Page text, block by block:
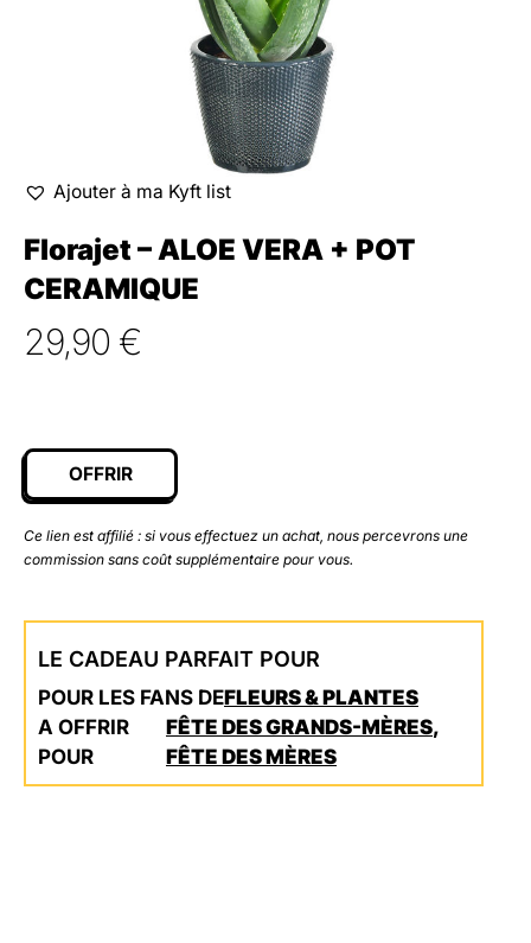
Ajouter à ma Kyft list
Florajet – ALOE VERA + POT
CERAMIQUE
29,90 €
OFFRIR
Ce lien est affilié : si vous effectuez un achat, nous percevrons une
commission sans coût supplémentaire pour vous.
LE CADEAU PARFAIT POUR
POUR LES FANS DEFLEURS & PLANTES
A OFFRIR
POUR
FÊTE DES GRANDS-MÈRES,
FÊTE DES MÈRES